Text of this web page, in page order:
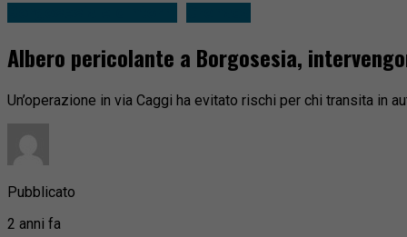
Albero pericolante a Borgosesia,
Un’operazione in via Caggi ha evitato rischi per chi transita in
Pubblicato
2 anni fa